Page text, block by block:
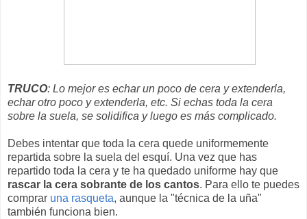
TRUCO: Lo mejor es echar un poco de cera y extenderla,
echar otro poco y extenderla, etc. Si echas toda la cera
sobre la suela, se solidifica y luego es más complicado.
Debes intentar que toda la cera quede uniformemente
repartida sobre la suela del esquí. Una vez que has
repartido toda la cera y te ha quedado uniforme hay que
rascar la cera sobrante de los cantos. Para ello te puedes
comprar una rasqueta, aunque la "técnica de la uña"
también funciona bien.